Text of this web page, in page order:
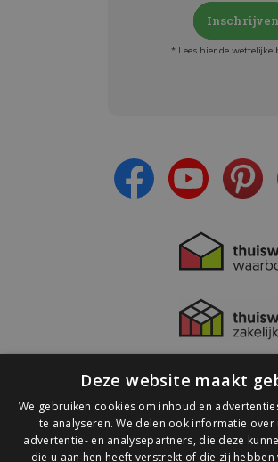
Inschrijven
* Lees hier de wettelijke
© 2026
Deze website maakt
We gebruiken cookies om inhoud en
te analyseren. We delen ook informatie
advertentie- en analysepartners, die deze
die u aan hen heeft verstrekt of die zij